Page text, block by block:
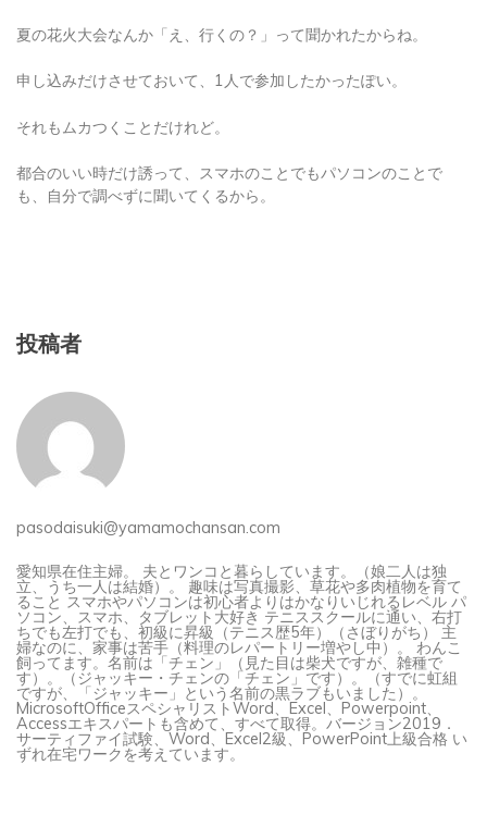
夏の花火大会なんか「え、行くの？」って聞かれたからね。
申し込みだけさせておいて、1人で参加したかったぽい。
それもムカつくことだけれど。
都合のいい時だけ誘って、スマホのことでもパソコンのことで
も、自分で調べずに聞いてくるから。
投稿者
pasodaisuki@yamamochansan.com
愛知県在住主婦。 夫とワンコと暮らしています。（娘二人は独
立、うち一人は結婚）。 趣味は写真撮影、草花や多肉植物を育て
ること スマホやパソコンは初心者よりはかなりいじれるレベル パ
ソコン、スマホ、タブレット大好き テニススクールに通い、右打
ちでも左打でも、初級に昇級（テニス歴5年）（さぼりがち） 主
婦なのに、家事は苦手（料理のレパートリー増やし中）。 わんこ
飼ってます。名前は「チェン」（見た目は柴犬ですが、雑種で
す）。（ジャッキー・チェンの「チェン」です）。（すでに虹組
ですが、「ジャッキー」という名前の黒ラブもいました）。
MicrosoftOfficeスペシャリストWord、Excel、Powerpoint、
Accessエキスパートも含めて、すべて取得。バージョン2019．
サーティファイ試験、Word、Excel2級、PowerPoint上級合格 い
ずれ在宅ワークを考えています。